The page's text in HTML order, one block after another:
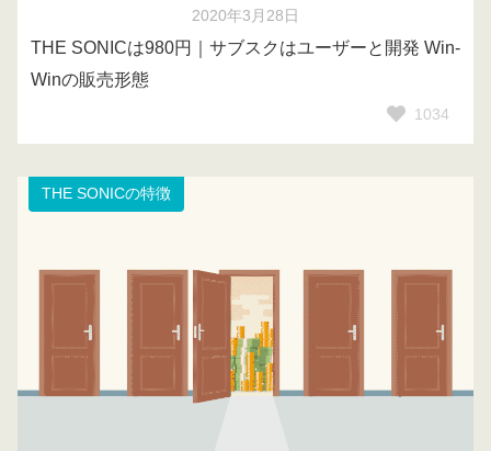
2020年3月28日
THE SONICは980円｜サブスクはユーザーと開発 Win-
Winの販売形態
1034
THE SONICの特徴